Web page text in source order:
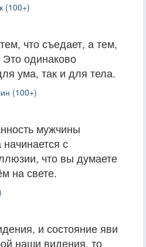
(100+)
что съедает, а тем,
Это одинаково
ума, так и для тела.
(100+)
мужчины
с
что вы думаете
на свете.
и состояние яви
наши видения, то